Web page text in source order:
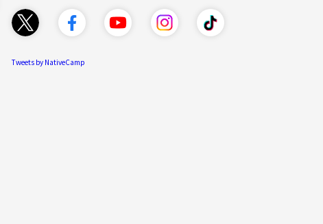
Tweets by NativeCamp